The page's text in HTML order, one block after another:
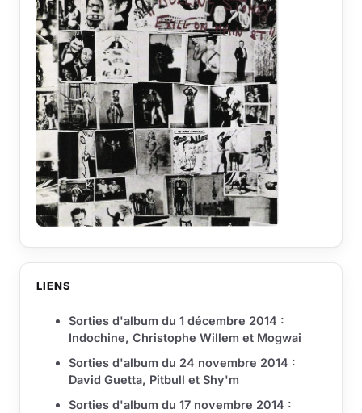
LIENS
Sorties d'album du 1 décembre 2014 :
Indochine, Christophe Willem et Mogwai
Sorties d'album du 24 novembre 2014 :
David Guetta, Pitbull et Shy'm
Sorties d'album du 17 novembre 2014 :